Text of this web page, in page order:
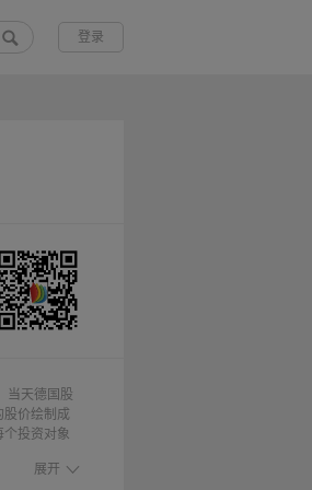
登录
当天德国股
价绘制成
投资对象
？这不是因
展开